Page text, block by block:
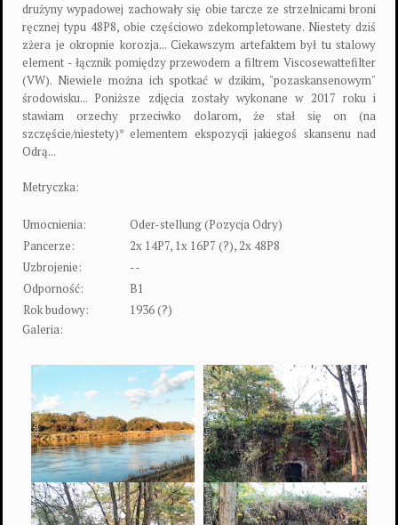
drużyny wypadowej zachowały się obie tarcze ze strzelnicami broni
ręcznej typu 48P8, obie częściowo zdekompletowane. Niestety dziś
zżera je okropnie korozja... Ciekawszym artefaktem był tu stalowy
element - łącznik pomiędzy przewodem a filtrem Viscosewattefilter
(VW). Niewiele można ich spotkać w dzikim, "pozaskansenowym"
środowisku... Poniższe zdjęcia zostały wykonane w 2017 roku i
stawiam orzechy przeciwko dolarom, że stał się on (na
szczęście/niestety)* elementem ekspozycji jakiegoś skansenu nad
Odrą...
Metryczka:
Umocnienia:
Oder-stellung (Pozycja Odry)
Pancerze:
2x 14P7, 1x 16P7 (?), 2x 48P8
Uzbrojenie:
--
Odporność:
B1
Rok budowy:
1936 (?)
Galeria: